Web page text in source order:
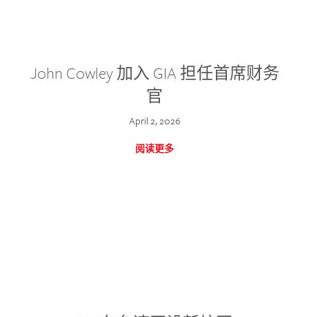
John Cowley 加入 GIA 担任首席财务
官
April 2, 2026
阅读更多